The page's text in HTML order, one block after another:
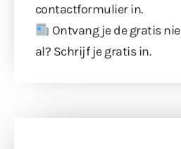
contactformulierin.
Ontvang je de gratis
al? Schrijf je gratis in.